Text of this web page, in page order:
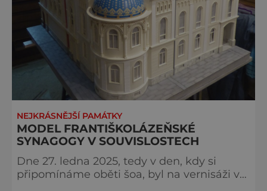
NEJKRÁSNĚJŠÍ PAMÁTKY
MODEL FRANTIŠKOLÁZEŇSKÉ
SYNAGOGY V SOUVISLOSTECH
Dne 27. ledna 2025, tedy v den, kdy si
připomínáme oběti šoa, byl na vernisáži v